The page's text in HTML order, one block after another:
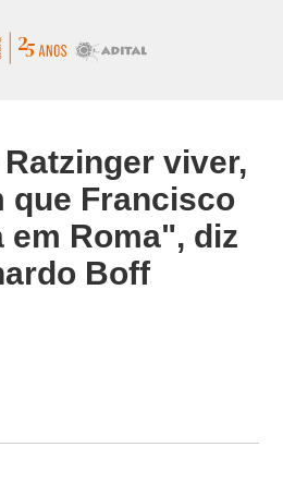
viver,
que Francisco
em Roma", diz
Boff